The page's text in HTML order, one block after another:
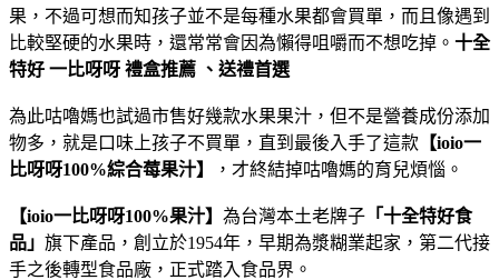
果，不過可想而知孩子並不是每種水果都會買單，而且像遇到
比較堅硬的水果時，還常常會因為懶得咀嚼而不想吃掉。 十全
特好 一比呀呀 禮盒推薦 、送禮首選
為此咕嚕媽也試過市售好幾款水果果汁，但不是營養成份添加
物多，就是口味上孩子不買單，直到最後入手了這款 【ioio一
比呀呀100%綜合莓果汁】
，才終結掉咕嚕媽的育兒煩惱。
【ioio一比呀呀100%果汁】 為台灣本土老牌子 「十全特好食
品」 旗下產品，創立於1954年，早期為漿糊業起家，第二代接
手之後轉型食品廠，正式踏入食品界。